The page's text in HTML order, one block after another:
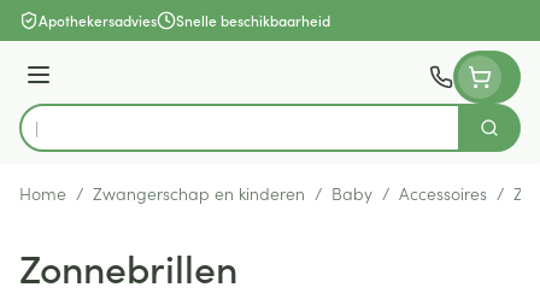
Ga naar de inhoud
Apothekersadvies Snelle beschikbaarheid
Menu
Product, merk, categorie...
Zoek
Home / Zwangerschap en kinderen / Baby / Accessoires /
Zonnebrillen